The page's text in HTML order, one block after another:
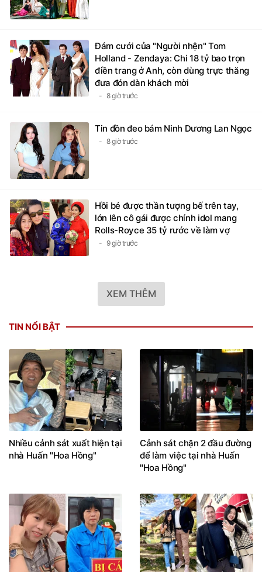
Đám cưới của "Người nhện" Tom
Holland - Zendaya: Chi 18 tỷ bao trọn
điền trang ở Anh, còn dùng trực thăng
đưa đón dàn khách mời
8 giờ trước
Tin đồn đeo bám Ninh Dương Lan Ngọc
8 giờ trước
Hồi bé được thần tượng bế trên tay,
lớn lên cô gái được chính idol mang
Rolls-Royce 35 tỷ rước về làm vợ
9 giờ trước
XEM THÊM
TIN NỔI BẬT
Nhiều cảnh sát xuất hiện tại
nhà Huấn "Hoa Hồng"
Cảnh sát chặn 2 đầu đường
để làm việc tại nhà Huấn
"Hoa Hồng"